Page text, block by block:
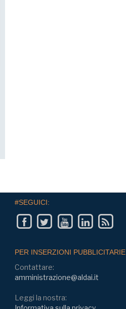
#SEGUICI:
PER INSERZIONI PUBBLICITARIE
Contattare:
amministrazione@aldai.it
Leggi la nostra: